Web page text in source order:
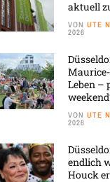
aktuell
VON UTE
2026
Leben –
VON UTE
2026
endlich
Houck